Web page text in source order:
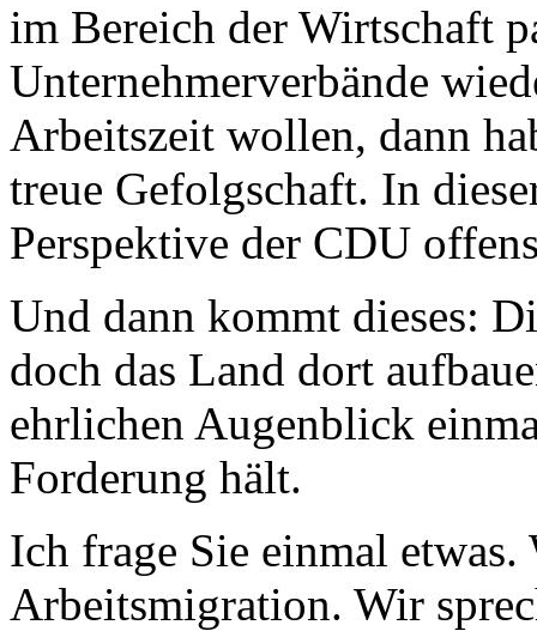
im Bereich der Wirtschaft
Unternehmerverbände
Arbeitszeit wollen, dann
treue Gefolgschaft. In
Perspektive der CDU
Und dann kommt dieses:
doch das Land dort
ehrlichen Augenblick
Forderung hält.
Ich frage Sie einmal
Arbeitsmigration. Wir